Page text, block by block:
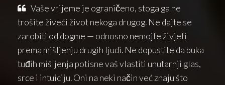
Vaše vrijeme je ograničeno, stoga ga ne
trošite živeći život nekoga drugog. Ne dajte se
zarobiti od dogme — odnosno nemojte živjeti
prema mišljenju drugih ljudi. Ne dopustite da buka
tuđih mišljenja potisne vaš vlastiti unutarnji glas,
srce i intuiciju. Oni na neki način već znaju što